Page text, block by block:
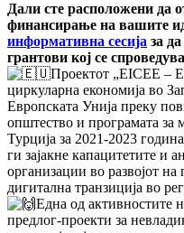
Дали сте расположени да
финансирање на вашите
информативна сесија за
грантови кој се
Проектот „EICEE –
циркуларна економија во
Европската Унија преку
општество и програмата за
Турција за 2021-2023
ги зајакне капацитетите и
организации во развојот
дигитална транзиција во
Eдна од активностите
предлог-проекти за